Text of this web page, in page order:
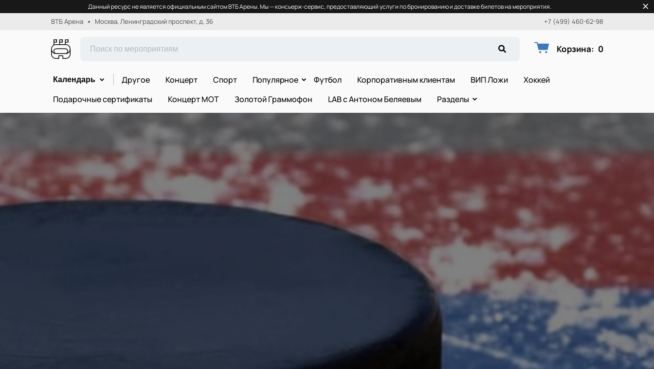
Данный ресурс не является официальным сайтом ВТБ Арены. Мы — консьерж-сервис, предоставляющий услуги по бронированию и доставке билетов на мероприятия.
ВТБ Арена Москва, Ленинградский проспект, д. 36 +7 (499) 460-62-98
Корзина: 0
Календарь Другое Концерт Спорт Популярное Футбол Корпоративным клиентам ВИП Ложи
Хоккей
Подарочные сертификаты
Концерт МОТ Золотой Граммофон LAB с Антоном Беляевым Разделы